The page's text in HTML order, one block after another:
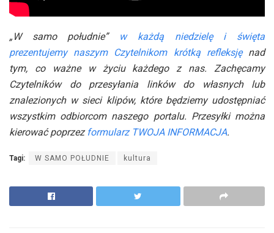
„W samo południe” w każdą niedzielę i święta
prezentujemy naszym Czytelnikom krótką refleksjęnad
tym, co ważne w życiu każdego z nas. Zachęcamy
Czytelników do przesyłania linków do własnych lub
znalezionych w sieci klipów, które będziemy udostępniać
wszystkim odbiorcom naszego portalu. Przesyłki można
kierować poprzez formularz TWOJA INFORMACJA.
Tagi: W SAMO POŁUDNIE kultura